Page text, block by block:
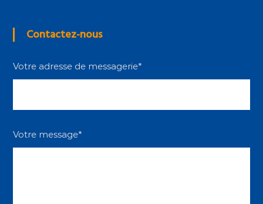
Contactez-nous
Votre adresse de messagerie*
Votre message*